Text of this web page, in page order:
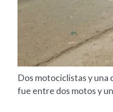
Dos motociclistas y
fue entre dos motos y